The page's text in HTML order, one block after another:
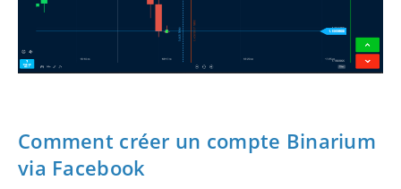
Comment créer un compte Binarium
via Facebook